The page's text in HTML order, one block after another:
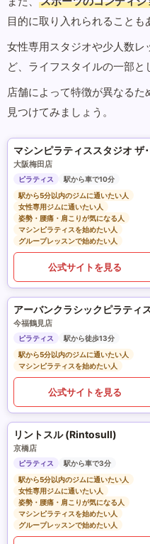
目的に取り入れられることも
女性専用スタジオや少人数
ど、ライフスタイルの一部と
店舗によって特徴が異なる
見つけてみましょう。
大阪梅田店
ピラティス
駅から車で10分
駅から5分以内のジムに通いたい人
女性専用ジムに通いたい人
姿勢・腰痛・肩こりが気になる人
マシンピラティスを始めたい人
グループレッスンで始めたい人
公式サイトを見る
今福鶴見店
ピラティス
駅から徒歩13分
駅から5分以内のジムに通いたい人
マシンピラティスを始めたい人
公式サイトを見る
リントスル (Rintosull)
京橋店
ピラティス
駅から車で3分
駅から5分以内のジムに通いたい人
女性専用ジムに通いたい人
姿勢・腰痛・肩こりが気になる人
マシンピラティスを始めたい人
グループレッスンで始めたい人